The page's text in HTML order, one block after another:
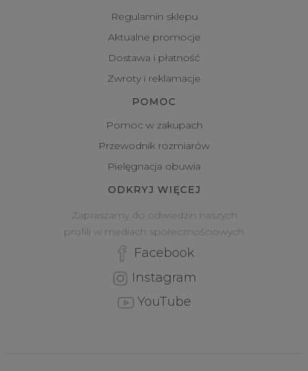
Regulamin sklepu
Aktualne promocje
Dostawa i płatność
Zwroty i reklamacje
POMOC
Pomoc w zakupach
Przewodnik rozmiarów
Pielęgnacja obuwia
ODKRYJ WIĘCEJ
Zapraszamy do odwiedzin naszych
profili w mediach społecznościowych
Facebook
Instagram
YouTube